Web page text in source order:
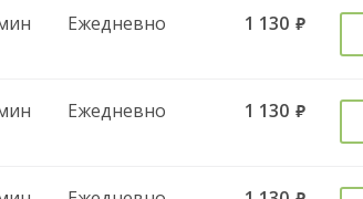
Ежедневно 1 130 руб.
Ежедневно 1 130 руб.